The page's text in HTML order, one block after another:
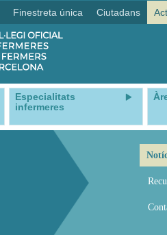
Finestreta única Ciutadans
Especialitats
infermeres